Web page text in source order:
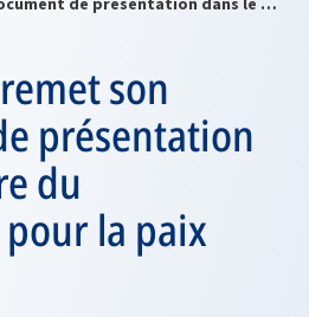
son
présentation
du
la paix